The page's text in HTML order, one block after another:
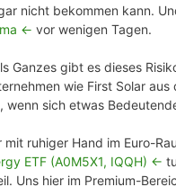
nicht bekommen kann.
<- vor wenigen Tagen.
Ganzes gibt es dieses
wie First Solar
wenn sich etwas
mit ruhiger Hand im Euro-
ETF (A0M5X1, IQQH) <-
Uns hier im Premium-